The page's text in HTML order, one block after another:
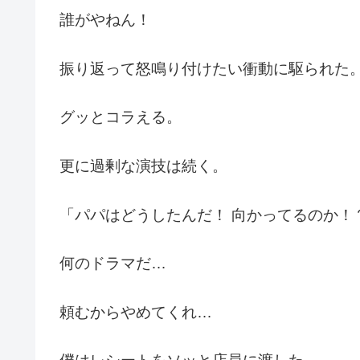
誰がやねん！
振り返って怒鳴り付けたい衝動に駆られた
グッとコラえる。
更に過剰な演技は続く。
「パパはどうしたんだ！ 向かってるのか！
何のドラマだ…
頼むからやめてくれ…